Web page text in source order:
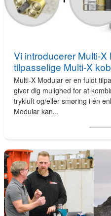
Vi introducerer Multi-
tilpasselige Multi-X
Multi-X Modular er en fuldt
giver dig mulighed for at
trykluft og/eller smøring i én
Modular kan...